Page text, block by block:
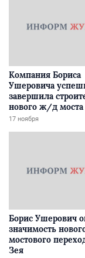
Компания Бориса
Ушеровича
завершила
нового ж/д моста
Забайкалье
17 ноября
Борис Ушерович
значимость
мостового
Зея